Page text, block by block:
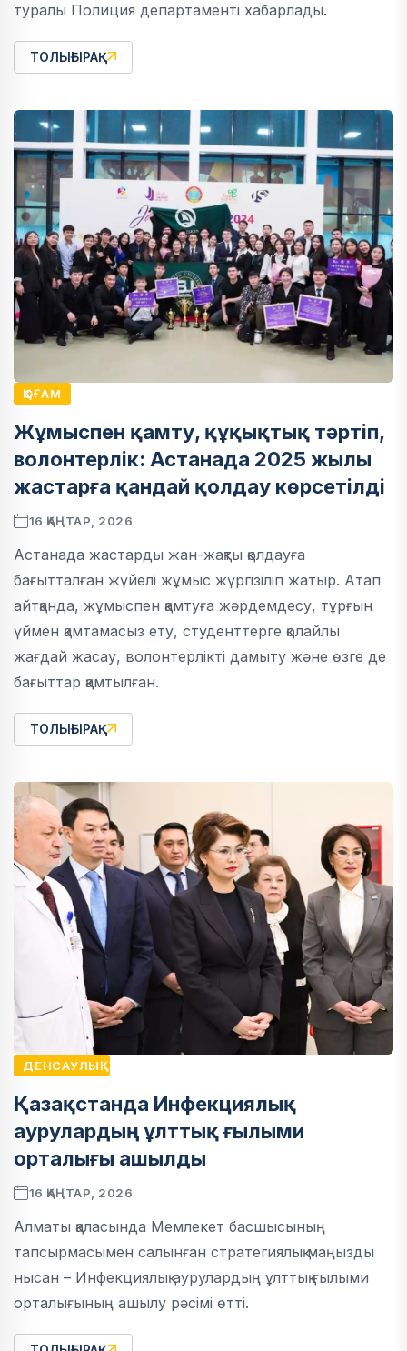
туралы Полиция департаменті хабарлады.
ТОЛЫҒЫРАҚ
ҚОҒАМ
Жұмыспен қамту, құқықтық тәртіп,
волонтерлік: Астанада 2025 жылы
жастарға қандай қолдау көрсетілді
16 ҚАҢТАР, 2026
Астанада жастарды жан-жақты қолдауға
бағытталған жүйелі жұмыс жүргізіліп жатыр. Атап
айтқанда, жұмыспен қамтуға жәрдемдесу, тұрғын
үймен қамтамасыз ету, студенттерге қолайлы
жағдай жасау, волонтерлікті дамыту және өзге де
бағыттар қамтылған.
ТОЛЫҒЫРАҚ
ДЕНСАУЛЫҚ
Қазақстанда Инфекциялық
аурулардың ұлттық ғылыми
орталығы ашылды
16 ҚАҢТАР, 2026
Алматы қаласында Мемлекет басшысының
тапсырмасымен салынған стратегиялық маңызды
нысан – Инфекциялық аурулардың ұлттық ғылыми
орталығының ашылу рәсімі өтті.